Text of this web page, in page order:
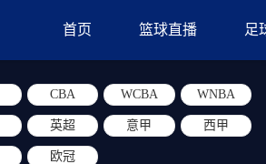
首页 篮球直播 足
CBA WCBA WNBA
英超 意甲 西甲
欧冠